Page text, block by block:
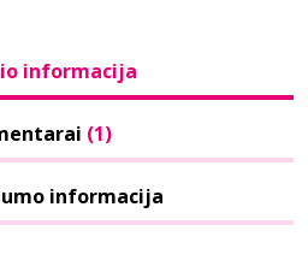
informacija
(1)
informacija